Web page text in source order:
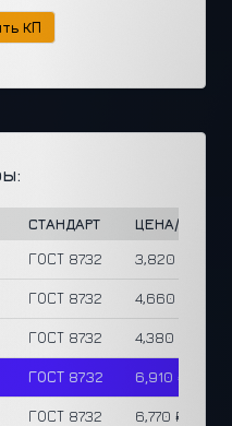
КП
СТАНДАРТ ЦЕНА/М
ГОСТ 8732 3,820 ₽
ГОСТ 8732 4,660 ₽
ГОСТ 8732 4,380 ₽
ГОСТ 8732 6,910 ₽
ГОСТ 8732 6,770 ₽